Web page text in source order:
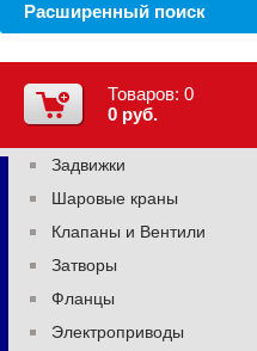
Расширенный поиск
Товаров: 0
0 руб.
Задвижки
Шаровые краны
Клапаны и Вентили
Затворы
Фланцы
Электроприводы